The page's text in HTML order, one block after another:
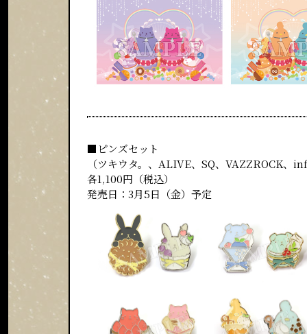
■ピンズセット
（ツキウタ。、ALIVE、SQ、VAZZROCK、
各1,100円（税込）
発売日：3月5日（金）予定